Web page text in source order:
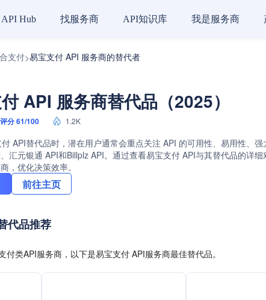
API Hub 找服务商 API知识库 我是服务商
支付>易宝支付 API 服务商的替代者
API 服务商替代品（2025）
评分 61/100 1.2K
API替代品时，潜在用户通常会重点关注 API 的可用性、易用性、
汇元银通 API和Billplz API。通过查看易宝支付 API与其替代品的详
，优化决策效率。
前往主页
代品推荐
付类API服务商，以下是易宝支付 API服务商最佳替代品。